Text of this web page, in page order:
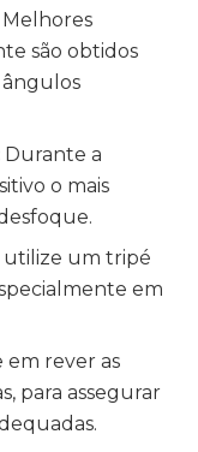
Melhores
são obtidos
ângulos
Durante a
o mais
utilize um tripé
em
em rever as
para assegurar